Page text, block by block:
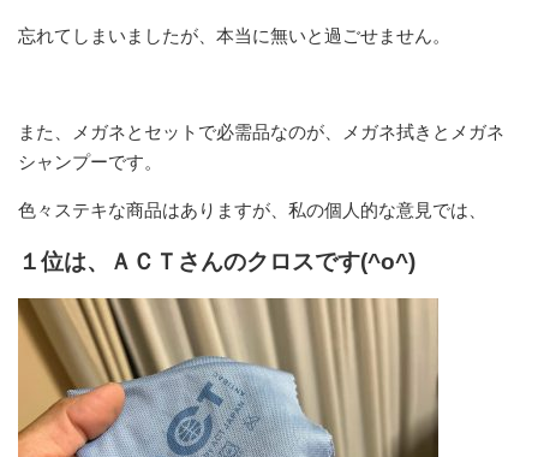
忘れてしまいましたが、本当に無いと過ごせません。
また、メガネとセットで必需品なのが、メガネ拭きとメガネ
シャンプーです。
色々ステキな商品はありますが、私の個人的な意見では、
１位は、 ＡＣＴさんのクロスです(^o^)